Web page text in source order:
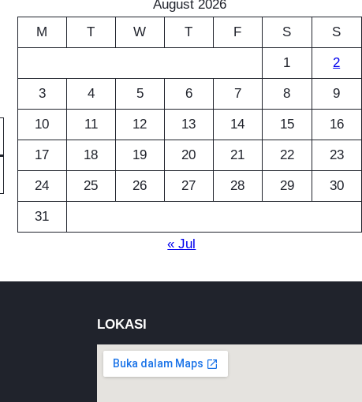
August 2026
M
T W T F S S
1 2
3 4 5 6 7 8 9
10 11 12 13 14 15 16
17 18 19 20 21 22 23
24 25 26 27 28 29 30
31
« Jul
LOKASI